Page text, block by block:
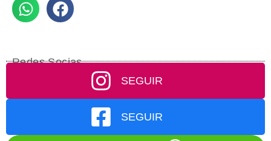
Redes Socias
SEGUIR
SEGUIR